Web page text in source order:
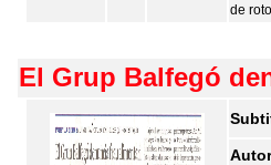
de
El Grup Balfegó